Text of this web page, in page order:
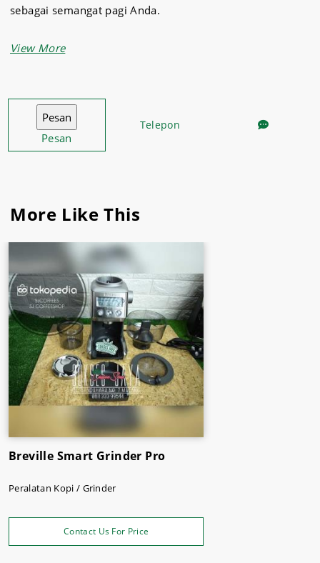
sebagai semangat pagi Anda.
Smart Grinder Pro ini dilengkapi dengan penggilingan
Breville ini secara keseluruhan menawarkan 60 macam
penyetelan penggilingan.
Over.
Beli sekarang juga produk grinder kopi pilihan Anda
hanya di Sukses Jaya Malang. Tersedia juga
dapur dan restoran, kemasan makanan dan minuman
bumbu masakan, dan masih banyak lagi.
Pesan
Telepon
More Like This
Breville Smart Grinder Pro
Peralatan Kopi / Grinder
Contact Us For Price